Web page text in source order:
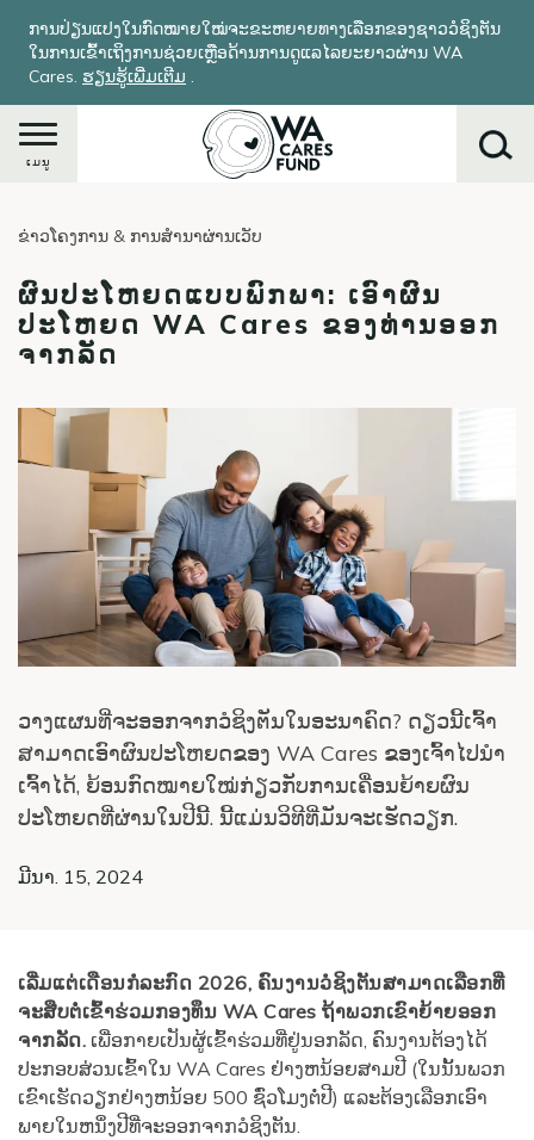
ເນື້ອ
ໃນ
ຕົ້ນຕໍ
ການປ່ຽນແປງໃນກົດໝາຍໃໝ່ຈະຂະຫຍາຍທາງເລືອກຂອງຊາວວໍຊິງຕັນ
ໃນການເຂົ້າເຖິງການຊ່ວຍເຫຼືອດ້ານການດູແລໄລຍະຍາວຜ່ານ WA
Cares. ຮຽນ​ຮູ້​ເພີ່ມ​ເຕີມ ​.
ເມນູ
ຂ່າວໂຄງການ & ການສໍານາຜ່ານເວັບ
ຜົນປະໂຫຍດແບບພົກພາ: ເອົາຜົນ
ປະໂຫຍດ WA Cares ຂອງທ່ານອອກ
ຈາກລັດ
ມີນາ. 15, 2024
ວາງແຜນທີ່ຈະອອກຈາກວໍຊິງຕັນໃນອະນາຄົດ? ດຽວນີ້ເຈົ້າ
ສາມາດເອົາຜົນປະໂຫຍດຂອງ WA Cares ຂອງເຈົ້າໄປນຳ
ເຈົ້າໄດ້, ຍ້ອນກົດໝາຍໃໝ່ກ່ຽວກັບການເຄື່ອນຍ້າຍຜົນ
ປະໂຫຍດທີ່ຜ່ານໃນປີນີ້. ນີ້ແມ່ນວິທີທີ່ມັນຈະເຮັດວຽກ.
ເລີ່ມແຕ່ເດືອນກໍລະກົດ 2026, ຄົນງານວໍຊິງຕັນສາມາດເລືອກທີ່
ຈະສືບຕໍ່ເຂົ້າຮ່ວມກອງທຶນ WA Cares ຖ້າພວກເຂົາຍ້າຍອອກ
ຈາກລັດ. ເພື່ອກາຍເປັນຜູ້ເຂົ້າຮ່ວມທີ່ຢູ່ນອກລັດ, ຄົນງານຕ້ອງໄດ້
ປະກອບສ່ວນເຂົ້າໃນ WA Cares ຢ່າງຫນ້ອຍສາມປີ (ໃນນັ້ນພວກ
ເຂົາເຮັດວຽກຢ່າງຫນ້ອຍ 500 ຊົ່ວໂມງຕໍ່ປີ) ແລະຕ້ອງເລືອກເອົາ
ພາຍໃນຫນຶ່ງປີທີ່ຈະອອກຈາກວໍຊິງຕັນ.